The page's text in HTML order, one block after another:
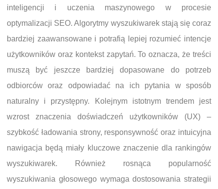
inteligencji i uczenia maszynowego w procesie
optymalizacji SEO. Algorytmy wyszukiwarek stają się coraz
bardziej zaawansowane i potrafią lepiej rozumieć intencje
użytkowników oraz kontekst zapytań. To oznacza, że treści
muszą być jeszcze bardziej dopasowane do potrzeb
odbiorców oraz odpowiadać na ich pytania w sposób
naturalny i przystępny. Kolejnym istotnym trendem jest
wzrost znaczenia doświadczeń użytkowników (UX) –
szybkość ładowania strony, responsywność oraz intuicyjna
nawigacja będą miały kluczowe znaczenie dla rankingów
wyszukiwarek. Również rosnąca popularność
wyszukiwania głosowego wymaga dostosowania strategii